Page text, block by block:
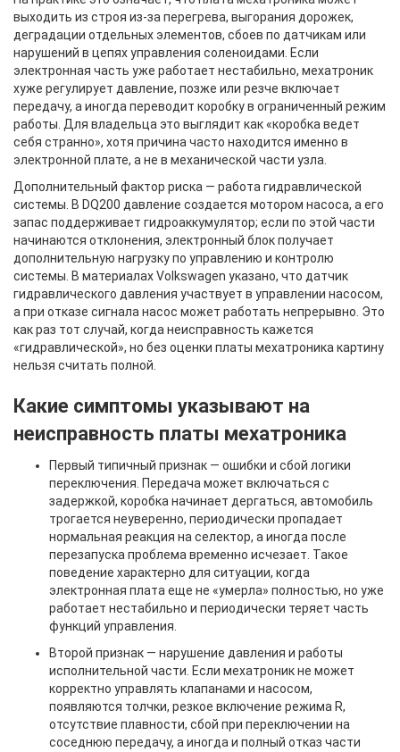
выходить из строя из-за перегрева, выгорания дорожек,
деградации отдельных элементов, сбоев по датчикам или
нарушений в цепях управления соленоидами. Если
электронная часть уже работает нестабильно, мехатроник
хуже регулирует давление, позже или резче включает
передачу, а иногда переводит коробку в ограниченный режим
работы. Для владельца это выглядит как «коробка ведет
себя странно», хотя причина часто находится именно в
электронной плате, а не в механической части узла.
Дополнительный фактор риска — работа гидравлической
системы. В DQ200 давление создается мотором насоса, а его
запас поддерживает гидроаккумулятор; если по этой части
начинаются отклонения, электронный блок получает
дополнительную нагрузку по управлению и контролю
системы. В материалах Volkswagen указано, что датчик
гидравлического давления участвует в управлении насосом,
а при отказе сигнала насос может работать непрерывно. Это
как раз тот случай, когда неисправность кажется
«гидравлической», но без оценки платы мехатроника картину
нельзя считать полной.
Какие симптомы указывают на
неисправность платы мехатроника
Первый типичный признак — ошибки и сбой логики
переключения. Передача может включаться с
задержкой, коробка начинает дергаться, автомобиль
трогается неуверенно, периодически пропадает
нормальная реакция на селектор, а иногда после
перезапуска проблема временно исчезает. Такое
поведение характерно для ситуации, когда
электронная плата еще не «умерла» полностью, но уже
работает нестабильно и периодически теряет часть
функций управления.
Второй признак — нарушение давления и работы
исполнительной части. Если мехатроник не может
корректно управлять клапанами и насосом,
появляются толчки, резкое включение режима R,
отсутствие плавности, сбой при переключении на
соседнюю передачу, а иногда и полный отказ части